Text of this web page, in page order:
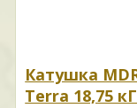
Катушка
Terra 18,75